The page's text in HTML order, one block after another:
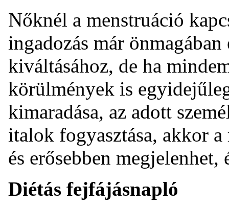
Nőknél a menstruáció
ingadozás már
kiváltásához, de ha
körülmények is
kimaradása, az adott
italok fogyasztása, akkor
és erősebben
Diétás fejfájásnapló